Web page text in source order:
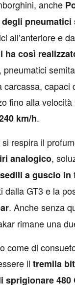
anche
pneumatici
all’anteriore e
ha così
, pneumatici
carcassa, capaci
fino alla
km/h.
si respira il
analogico,
sedili a guscio in
dalla GT3 e la
. Anche senza
rimane una
come di
il tremila
sprigionare 480